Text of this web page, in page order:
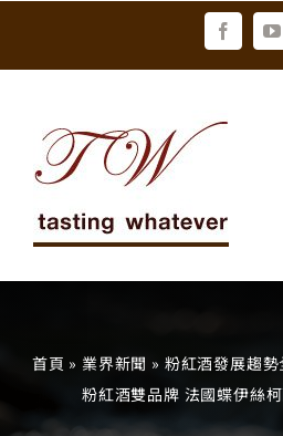
首頁 »業界新聞 » 粉紅酒發展趨
粉紅酒雙品牌 法國蝶伊絲